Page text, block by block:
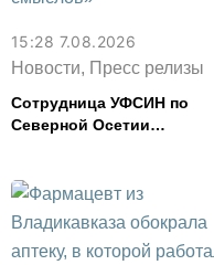
15:28 7.08.2026
Новости, Пресс релизы
Сотрудница УФСИН по
Северной Осетии
смыслов»